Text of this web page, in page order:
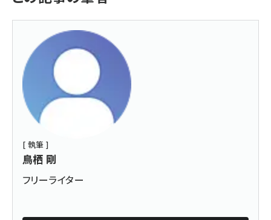
[ 執筆 ]
鳥栖 剛
フリーライター